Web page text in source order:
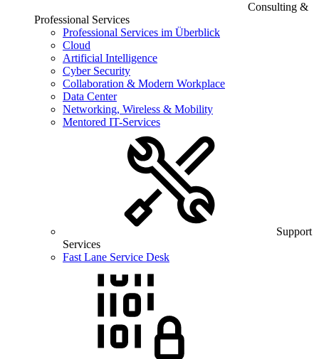
Consulting &
Professional Services
Professional Services im Überblick
Cloud
Artificial Intelligence
Cyber Security
Collaboration & Modern Workplace
Data Center
Networking, Wireless & Mobility
Mentored IT-Services
Support
Services
Fast Lane Service Desk